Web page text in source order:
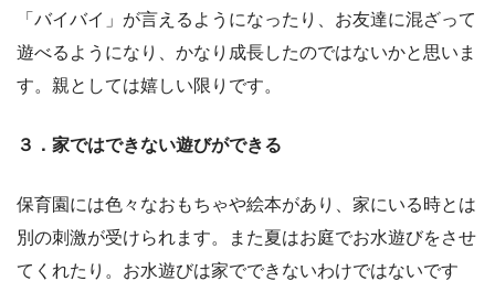
「バイバイ」が言えるようになったり、お友達に混ざって
遊べるようになり、かなり成長したのではないかと思いま
す。親としては嬉しい限りです。
３．家ではできない遊びができる
保育園には色々なおもちゃや絵本があり、家にいる時とは
別の刺激が受けられます。また夏はお庭でお水遊びをさせ
てくれたり。お水遊びは家でできないわけではないです